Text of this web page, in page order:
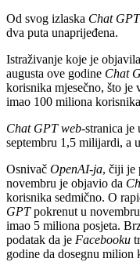
Od svog izlaska Chat GPT
dva puta unaprijeđena.
Istraživanje koje je
augusta ove godine Chat
korisnika mjesečno, što je
imao 100 miliona
Chat GPT web-stranica je
septembru 1,5 milijardi, a
Osnivač OpenAI-ja, čiji je
novembru je objavio da
korisnika sedmično. O
GPTpokrenut u
imao 5 miliona posjeta.
podatak da je Facebooku
godine da dosegnu milion